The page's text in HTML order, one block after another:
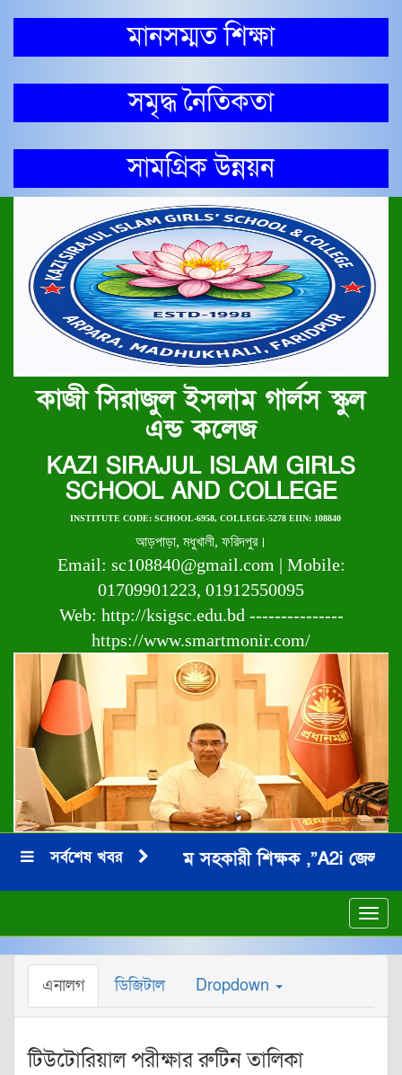
মানসম্মত শিক্ষা
সমৃদ্ধ নৈতিকতা
সামগ্রিক উন্নয়ন
কাজী সিরাজুল ইসলাম গার্লস স্কুল
এন্ড কলেজ
KAZI SIRAJUL ISLAM GIRLS
SCHOOL AND COLLEGE
INSTITUTE CODE: SCHOOL-6958, COLLEGE-5278 EIIN: 108840
আড়পাড়া, মধুখালী, ফরিদপুর।
Email: sc108840@gmail.com | Mobile:
01709901223, 01912550095
Web: http://ksigsc.edu.bd ---------------
https://www.smartmonir.com/
সর্বশেষ খবর
***জনাব মনিরুল ইসলাম সহকারী শিক্ষক ,”A2i জেলা
এনালগ ডিজিটাল Dropdown
টিউটোরিয়াল পরীক্ষার রুটিন তালিকা